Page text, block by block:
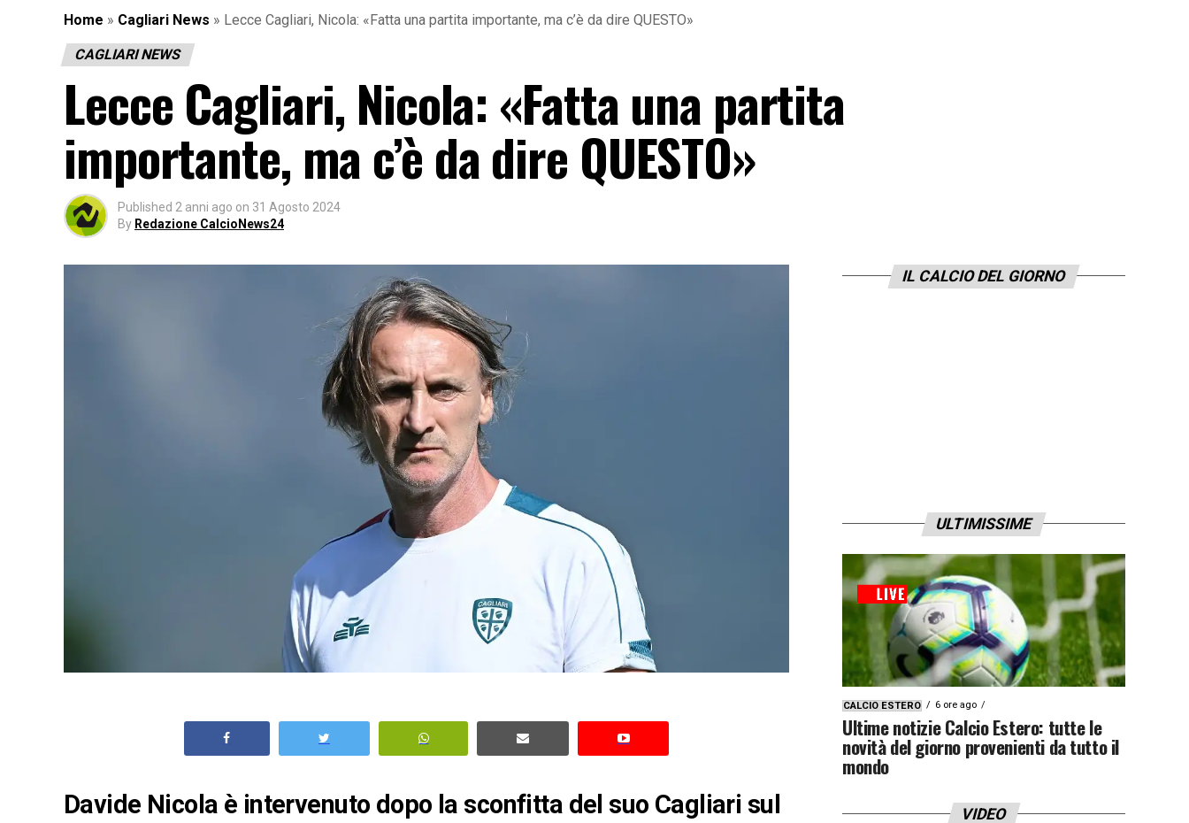
Home » Cagliari News » Lecce Cagliari, Nicola: «Fatta una partita importante, ma c’è da dire QUESTO»
CAGLIARI NEWS
Lecce Cagliari, Nicola: «Fatta una partita
importante, ma c’è da dire QUESTO»
Published 2 anni ago on 31 Agosto 2024
By Redazione CalcioNews24
Davide Nicola è intervenuto dopo la sconfitta del suo Cagliari sul
IL CALCIO DEL GIORNO
ULTIMISSIME
CALCIO ESTERO 6 ore ago
Ultime notizie Calcio Estero: tutte le
novità del giorno provenienti da tutto il
mondo
VIDEO